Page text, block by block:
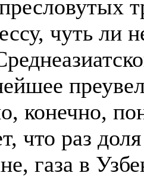
чуть ли
конечно,
что раз
газа в